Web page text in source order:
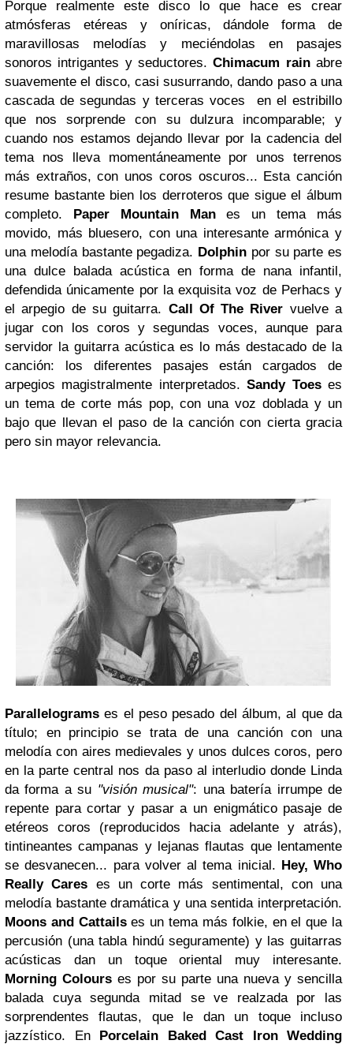
Porque realmente este disco lo que hace es crear
atmósferas etéreas y oníricas, dándole forma de
maravillosas melodías y meciéndolas en pasajes
sonoros intrigantes y seductores.Chimacum rainabre
suavemente el disco, casi susurrando, dando paso a una
cascada de segundas y terceras voces en el estribillo
que nos sorprende con su dulzura incomparable; y
cuando nos estamos dejando llevar por la cadencia del
tema nos lleva momentáneamente por unos terrenos
más extraños, con unos coros oscuros... Esta canción
resume bastante bien los derroteros que sigue el álbum
completo. Paper Mountain Manes un tema más
movido, más bluesero, con una interesante armónica y
una melodía bastante pegadiza. Dolphin por su parte es
una dulce balada acústica en forma de nana infantil,
defendida únicamente por la exquisita voz de Perhacs y
el arpegio de su guitarra. Call Of The River vuelve a
jugar con los coros y segundas voces, aunque para
servidor la guitarra acústica es lo más destacado de la
canción: los diferentes pasajes están cargados de
arpegios magistralmente interpretados.Sandy Toeses
un tema de corte más pop, con una voz doblada y un
bajo que llevan el paso de la canción con cierta gracia
pero sin mayor relevancia.
Parallelogramses el peso pesado del álbum, al que da
título; en principio se trata de una canción con una
melodía con aires medievales y unos dulces coros, pero
en la parte central nos da paso al interludio donde Linda
da forma a su "visión musical": una batería irrumpe de
repente para cortar y pasar a un enigmático pasaje de
etéreos coros (reproducidos hacia adelante y atrás),
tintineantes campanas y lejanas flautas que lentamente
se desvanecen... para volver al tema inicial. Hey, Who
Really Cares es un corte más sentimental, con una
melodía bastante dramática y una sentida interpretación.
Moons and Cattailses un tema más folkie, en el que la
percusión (una tabla hindú seguramente) y las guitarras
acústicas dan un toque oriental muy interesante.
Morning Colours es por su parte una nueva y sencilla
balada cuya segunda mitad se ve realzada por las
sorprendentes flautas, que le dan un toque incluso
jazzístico. En Porcelain Baked Cast Iron Wedding